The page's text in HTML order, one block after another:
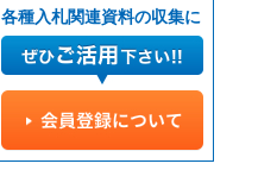
各種入札関連資料の収集に